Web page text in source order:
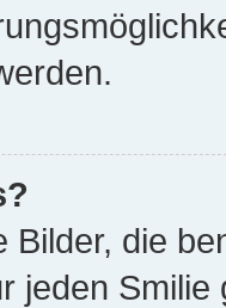
Bilder, die
jeden